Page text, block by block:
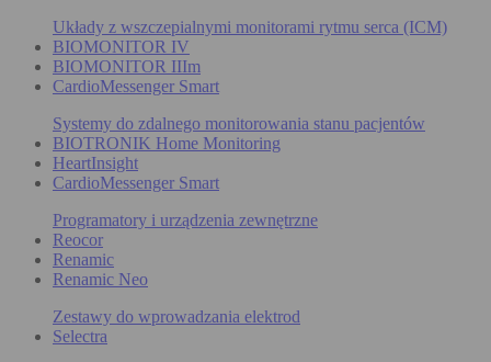
Układy z wszczepialnymi monitorami rytmu serca (ICM)
BIOMONITOR IV
BIOMONITOR IIIm
CardioMessenger Smart
Systemy do zdalnego monitorowania stanu pacjentów
BIOTRONIK Home Monitoring
HeartInsight
CardioMessenger Smart
Programatory i urządzenia zewnętrzne
Reocor
Renamic
Renamic Neo
Zestawy do wprowadzania elektrod
Selectra